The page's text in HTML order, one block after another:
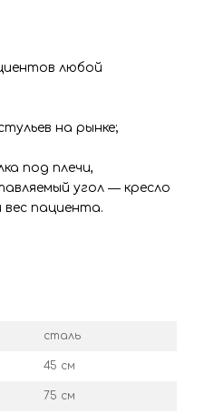
любой
на рынке;
под плечи,
угол ― кресло
пациента.
сталь
45 см
75 см